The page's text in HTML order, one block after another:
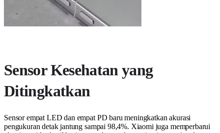
Sensor Kesehatan yang
Ditingkatkan
Sensor empat LED dan empat PD baru meningkatkan akurasi
pengukuran detak jantung sampai 98,4%. Xiaomi juga memperbarui